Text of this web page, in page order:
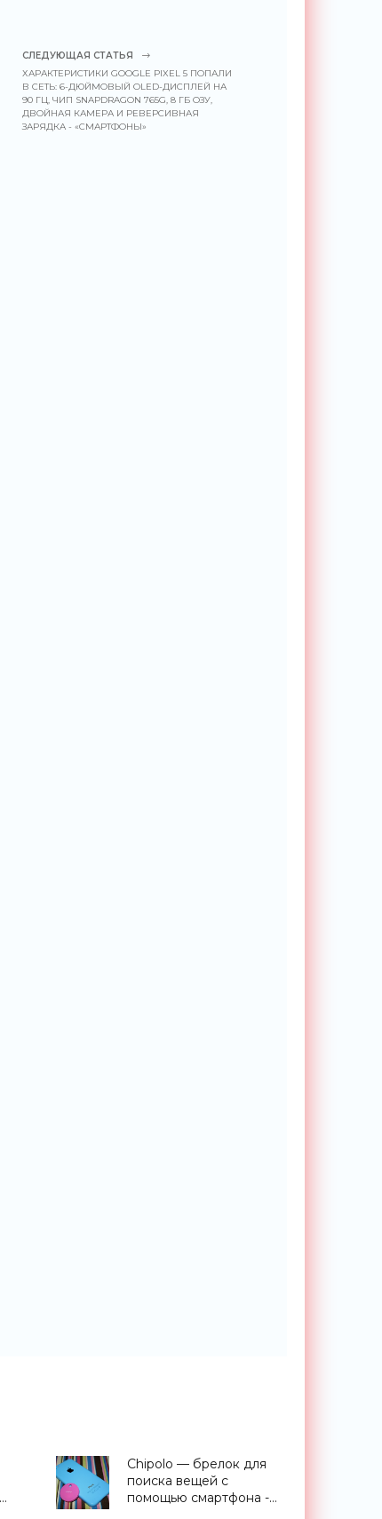
СЛЕДУЮЩАЯ СТАТЬЯ
ХАРАКТЕРИСТИКИ GOOGLE PIXEL 5 ПОПАЛИ
В СЕТЬ: 6-ДЮЙМОВЫЙ OLED-ДИСПЛЕЙ НА
90 ГЦ, ЧИП SNAPDRAGON 765G, 8 ГБ ОЗУ,
ДВОЙНАЯ КАМЕРА И РЕВЕРСИВНАЯ
ЗАРЯДКА - «СМАРТФОНЫ»
Chipolo — брелок для
поиска вещей с
помощью смартфона -